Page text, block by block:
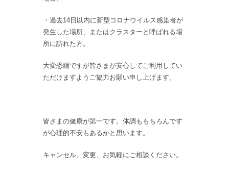
・過去14日以内に新型コロナウイルス感染者が
発生した場所、またはクラスターと呼ばれる場
所に訪れた方。
大変恐縮ですが皆さまが安心してご利用してい
ただけますようご協力お願い申し上げます。
皆さまの健康が第一です。体調ももちろんです
が心理的不安もあるかと思います。
キャンセル、変更、お気軽にご相談ください。